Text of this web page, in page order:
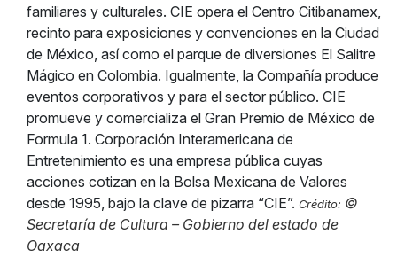
familiares y culturales. CIE opera el Centro Citibanamex,
recinto para exposiciones y convenciones en la Ciudad
de México, así como el parque de diversiones El Salitre
Mágico en Colombia. Igualmente, la Compañía produce
eventos corporativos y para el sector público. CIE
promueve y comercializa el Gran Premio de México de
Formula 1. Corporación Interamericana de
Entretenimiento es una empresa pública cuyas
acciones cotizan en la Bolsa Mexicana de Valores
desde 1995, bajo la clave de pizarra “CIE”. Crédito: ©
Secretaría de Cultura – Gobierno del estado de
Oaxaca